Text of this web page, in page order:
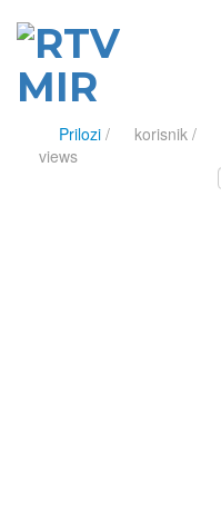
Prilozi / korisnik /
views